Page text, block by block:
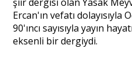
Ercan'ın vefatı dolayısıyla
90'ıncı sayısıyla yayın
eksenli bir dergiydi.